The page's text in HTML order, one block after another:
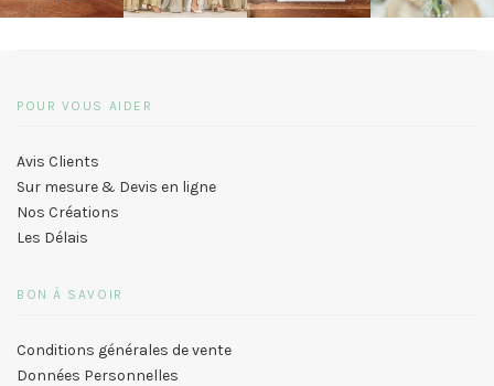
POUR VOUS AIDER
Avis Clients
Sur mesure & Devis en ligne
Nos Créations
Les Délais
BON À SAVOIR
Conditions générales de vente
Données Personnelles